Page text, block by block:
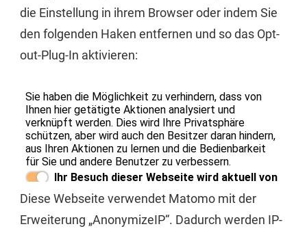
die Einstellung in ihrem Browser oder indem Sie
den folgenden Haken entfernen und so das Opt-
out-Plug-In aktivieren:
Diese Webseite verwendet Matomo mit der
Erweiterung „AnonymizeIP“. Dadurch werden IP-